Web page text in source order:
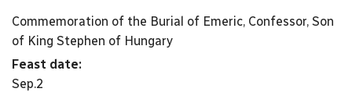
Commemoration of the Burial of Emeric, Confessor, Son
of King Stephen of Hungary
Feast date:
Sep.2